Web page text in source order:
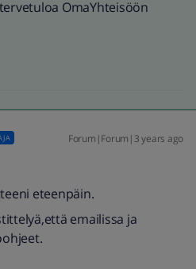
OmaYhteisöön
Forum|Forum|3 years ago
eteenpäin.
emailissa ja